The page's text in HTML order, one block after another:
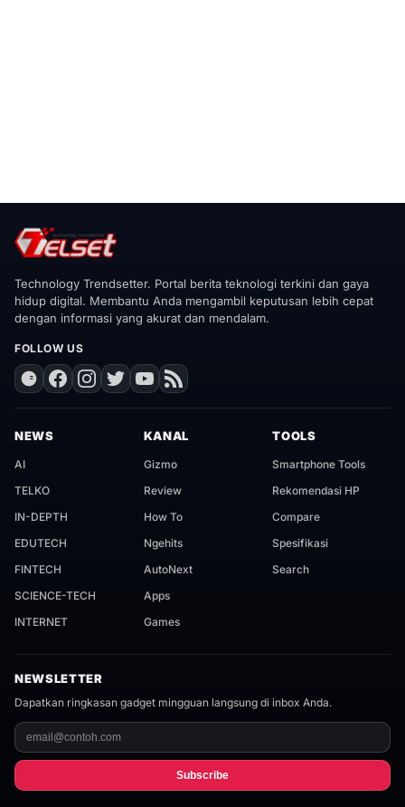
Technology Trendsetter. Portal berita teknologi terkini dan gaya
hidup digital. Membantu Anda mengambil keputusan lebih cepat
dengan informasi yang akurat dan mendalam.
FOLLOW US
NEWS
AI
TELKO
IN-DEPTH
EDUTECH
FINTECH
SCIENCE-TECH
INTERNET
KANAL
Gizmo
Review
How To
Ngehits
AutoNext
Apps
Games
TOOLS
Smartphone Tools
Rekomendasi HP
Compare
Spesifikasi
Search
NEWSLETTER
Dapatkan ringkasan gadget mingguan langsung di inbox Anda.
Subscribe